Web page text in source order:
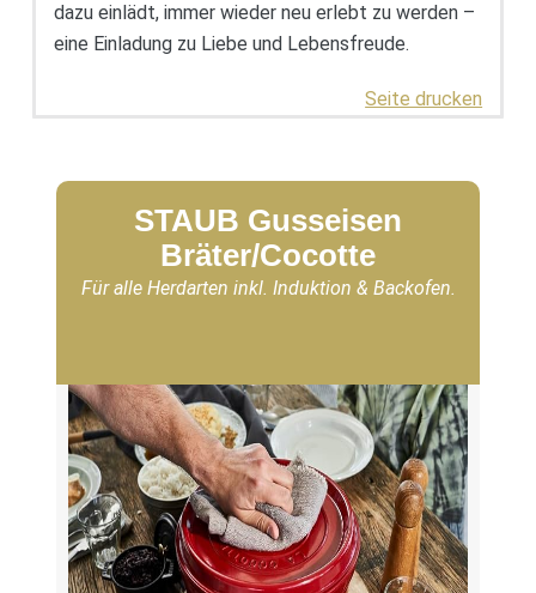
dazu einlädt, immer wieder neu erlebt zu werden –
eine Einladung zu Liebe und Lebensfreude.
Seite drucken
STAUB Gusseisen
Bräter/Cocotte
Für alle Herdarten inkl. Induktion & Backofen.